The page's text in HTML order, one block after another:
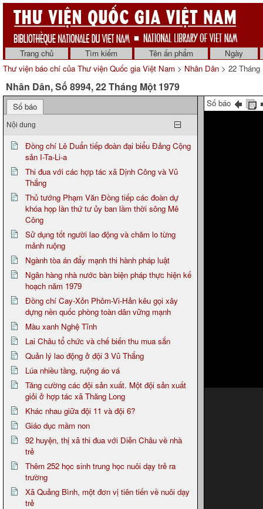
Trang chủ Tìm kiếm Tên ấn phẩm
Ngày
Thư viện báo chí của Thư viện Quốc gia Việt Nam > Nhân Dân > 22 Tháng
Nhân Dân, Số 8994, 22 Tháng Một 1979
Số báo
Nội dung
Đồng chí Lê Duẩn tiếp đoàn đại biểu Đảng Cộng
sản I-Ta-Li-a
Thi đua với các hợp tác xã Dịnh Công và Vũ
Thắng
Thủ tướng Phạm Văn Đồng tiếp các đoàn dự
khóa họp lần thứ tư ủy ban lầm thời sông Mê
Công
Sử dụng tốt người lao động và chăm lo từng
mảnh ruộng
Ngành tòa án đẩy mạnh thi hành pháp luật
Ngân hàng nhà nước bàn biện pháp thực hiện kế
hoạch năm 1979
Đồng chí Cay-Xỏn Phôm-Vi-Hản kêu gọi xây
dựng nền quốc phòng toàn dân vững mạnh
Màu xanh Nghệ Tĩnh
Lai Châu tổ chức và chế biến thu mua sắn
Quản lý lao động ở đội 3 Vũ Thắng
Lúa nhiều tầng, ruộng áo vá
Tăng cường các đội sản xuất. Một đội sản xuất
giỏi ở hợp tác xã Thăng Long
Khác nhau giữa đội 11 và đội 6?
Giáo dục mầm non
92 huyện, thị xã thi đua với Diễn Châu về nhà
trẻ
Thêm 252 học sinh trung học nuôi dạy trẻ ra
trường
Xã Quảng Bình, một đơn vị tiên tiến về nuôi dạy
trẻ
Số báo